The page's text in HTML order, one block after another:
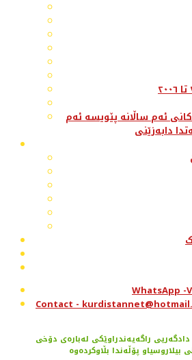
ئەم ساڵانە پێویسە ئەم
دابەزێنی
WhatsApp -
Contact -
راگه‌یه‌ندراوێكی له‌باره‌ی دۆخی